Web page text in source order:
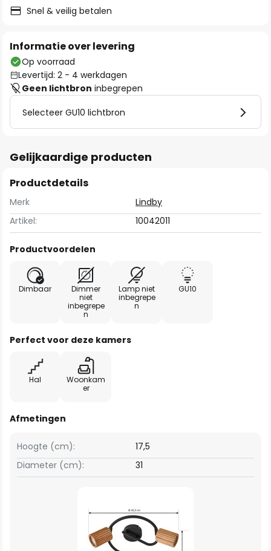
Snel & veilig betalen
Informatie over levering
Op voorraad
Levertijd: 2 - 4 werkdagen
Geen lichtbron inbegrepen
Selecteer GU10 lichtbron
Gelijkaardige producten
Productdetails
Merk
Lindby
Artikel:
10042011
Productvoordelen
Dimbaar
Dimmer
niet
inbegrepe
n
Lamp niet
inbegrepe
n
GU10
Perfect voor deze kamers
Hal
Woonkam
er
Afmetingen
Hoogte (cm):
17,5
Diameter (cm):
31